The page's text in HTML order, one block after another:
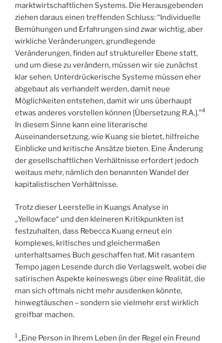
marktwirtschaftlichen Systems. Die Herausgebenden
ziehen daraus einen treffenden Schluss: “Individuelle
Bemühungen und Erfahrungen sind zwar wichtig, aber
wirkliche Veränderungen, grundlegende
Veränderungen, finden auf struktureller Ebene statt,
und um diese zu verändern, müssen wir sie zunächst
klar sehen. Unterdrückerische Systeme müssen eher
abgebaut als verhandelt werden, damit neue
Möglichkeiten entstehen, damit wir uns überhaupt
etwas anderes vorstellen können [Übersetzung R.A.].”4
In diesem Sinne kann eine literarische
Auseinandersetzung, wie Kuang sie bietet, hilfreiche
Einblicke und kritische Ansätze bieten. Eine Änderung
der gesellschaftlichen Verhältnisse erfordert jedoch
weitaus mehr, nämlich den benannten Wandel der
kapitalistischen Verhältnisse.
Trotz dieser Leerstelle in Kuangs Analyse in
„Yellowface“ und den kleineren Kritikpunkten ist
festzuhalten, dass Rebecca Kuang erneut ein
komplexes, kritisches und gleichermaßen
unterhaltsames Buch geschaffen hat. Mit rasantem
Tempo jagen Lesende durch die Verlagswelt, wobei die
satirischen Aspekte keineswegs über eine Realität, die
man sich oftmals nicht mehr ausdenken könnte,
hinwegtäuschen – sondern sie vielmehr erst wirklich
greifbar machen.
1„Eine Person in Ihrem Leben (in der Regel ein Freund